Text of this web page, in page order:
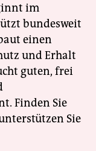
im
bundesweit
einen
und Erhalt
guten, frei
Finden Sie
Sie